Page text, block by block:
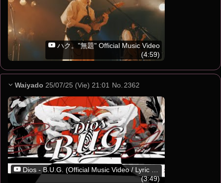
ハク。"無題" Official Music Video
(4:59)
Waiyado 25/07/25 (Vie) 21:01 No. 2362
Dios - B.U.G. (Official Music Video / Lyric Video) テレ東系ドラマ 「#レプリカ 元妻の復讐」EDテーマ
(3:49)